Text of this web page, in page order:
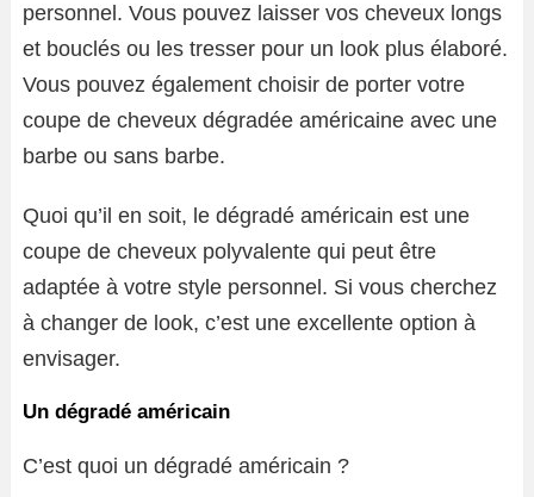
personnel. Vous pouvez laisser vos cheveux longs
et bouclés ou les tresser pour un look plus élaboré.
Vous pouvez également choisir de porter votre
coupe de cheveux dégradée américaine avec une
barbe ou sans barbe.
Quoi qu’il en soit, le dégradé américain est une
coupe de cheveux polyvalente qui peut être
adaptée à votre style personnel. Si vous cherchez
à changer de look, c’est une excellente option à
envisager.
Un dégradé américain
C’est quoi un dégradé américain ?